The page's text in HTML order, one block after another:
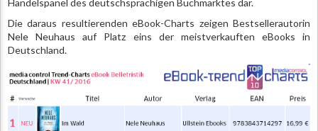
Handelspanel des deutschsprachigen Buchmarktes dar.
Die daraus resultierenden eBook-Charts zeigen Bestsellerautorin
Nele Neuhaus auf Platz eins der meistverkauften eBooks in
Deutschland.